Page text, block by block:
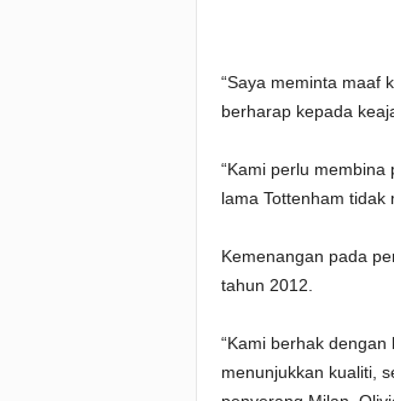
“Saya meminta maaf
berharap kepada
“Kami perlu
lama Tottenham tidak
Kemenangan pada
tahun 2012.
“Kami berhak
menunjukkan kualiti,